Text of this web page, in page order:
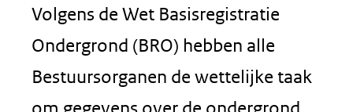
Volgens de Wet Basisregistratie
Ondergrond (BRO) hebben alle
Bestuursorganen de wettelijke taak
om gegevens over de ondergrond